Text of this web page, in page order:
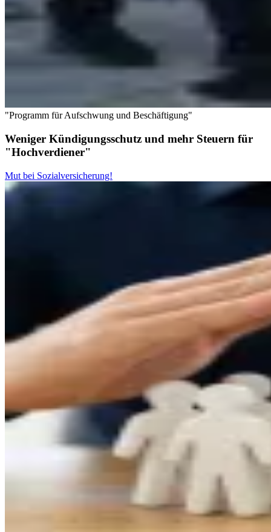
"Programm für Aufschwung und Beschäftigung"
Weniger Kündigungsschutz und mehr Steuern für
"Hochverdiener"
Mut bei Sozialversicherung!